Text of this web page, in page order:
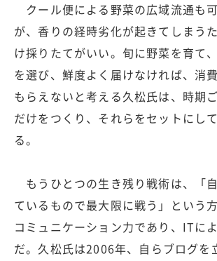
クール便による野菜の広域流通も
が、香りの経時劣化が起きてしまう
け採りたてがいい。旬に野菜を育て
を選び、鮮度よく届けなければ、消
もらえないと考える久松氏は、時期
だけをつくり、それらをセットにし
る。
もうひとつの生き残り戦術は、「
ているもので最大限に戦う」という
コミュニケーション力であり、ITに
だ。久松氏は2006年、自らブログを